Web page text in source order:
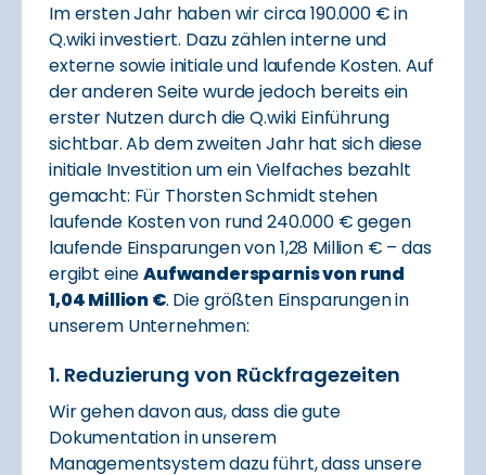
Im ersten Jahr haben wir circa 190.000 € in
Q.wiki investiert. Dazu zählen interne und
externe sowie initiale und laufende Kosten. Auf
der anderen Seite wurde jedoch bereits ein
erster Nutzen durch die Q.wiki Einführung
sichtbar. Ab dem zweiten Jahr hat sich diese
initiale Investition um ein Vielfaches bezahlt
gemacht: Für Thorsten Schmidt stehen
laufende Kosten von rund 240.000 € gegen
laufende Einsparungen von 1,28 Million € – das
ergibt eineAufwandersparnis von rund
1,04 Million €. Die größten Einsparungen in
unserem Unternehmen:
1. Reduzierung von Rückfragezeiten
Wir gehen davon aus, dass die gute
Dokumentation in unserem
Managementsystem dazu führt, dass unsere